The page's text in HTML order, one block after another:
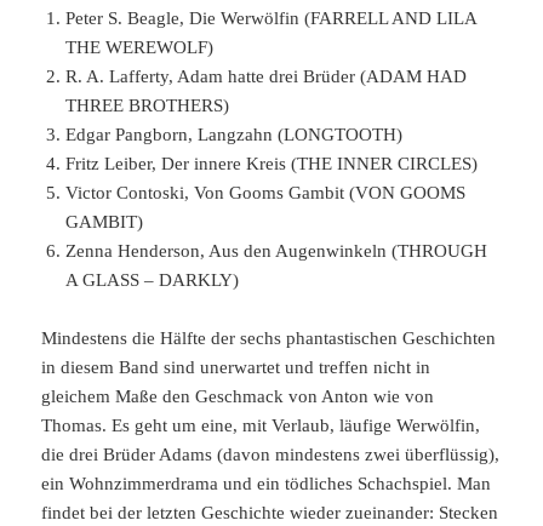
Peter S. Beagle, Die Werwölfin (FARRELL AND LILA
THE WEREWOLF)
R. A. Lafferty, Adam hatte drei Brüder (ADAM HAD
THREE BROTHERS)
Edgar Pangborn, Langzahn (LONGTOOTH)
Fritz Leiber, Der innere Kreis (THE INNER CIRCLES)
Victor Contoski, Von Gooms Gambit (VON GOOMS
GAMBIT)
Zenna Henderson, Aus den Augenwinkeln (THROUGH
A GLASS – DARKLY)
Mindestens die Hälfte der sechs phantastischen Geschichten
in diesem Band sind unerwartet und treffen nicht in
gleichem Maße den Geschmack von Anton wie von
Thomas. Es geht um eine, mit Verlaub, läufige Werwölfin,
die drei Brüder Adams (davon mindestens zwei überflüssig),
ein Wohnzimmerdrama und ein tödliches Schachspiel. Man
findet bei der letzten Geschichte wieder zueinander: Stecken